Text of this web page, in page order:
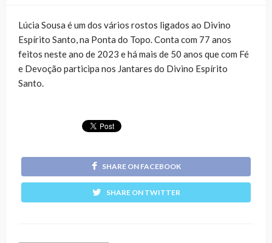
Lúcia Sousa é um dos vários rostos ligados ao Divino
Espírito Santo, na Ponta do Topo. Conta com 77 anos
feitos neste ano de 2023 e há mais de 50 anos que com Fé
e Devoção participa nos Jantares do Divino Espírito
Santo.
SHARE ON FACEBOOK
SHARE ON TWITTER